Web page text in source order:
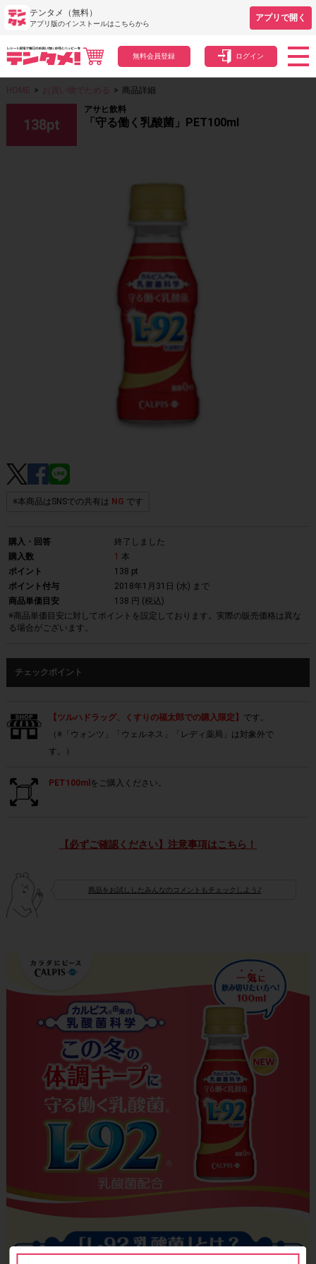
テンタメ（無料）
アプリ版のインストールはこちらから
アプリで開く
無料会員登録 ログイン
HOME > お買い物でためる > 商品詳細
138pt
アサヒ飲料
「守る働く乳酸菌」PET100ml
※本商品はSNSでの共有は NG です
購入・回答
終了しました
購入数
1 本
ポイント
138 pt
ポイント付与
2018年1月31日 (水) まで
商品単価目安
138 円 (税込)
※商品単価目安に対してポイントを設定しております。実際の販売価格は異な
る場合がございます。
チェックポイント
【ツルハドラッグ、くすりの福太郎での購入限定】 です。
（※「ウォンツ」「ウェルネス」「レディ薬局」は対象外で
す。）
PET100ml をご購入ください。
【必ずご確認ください】注意事項はこちら！
商品をお試ししたみんなのコメントもチェックしよう♪